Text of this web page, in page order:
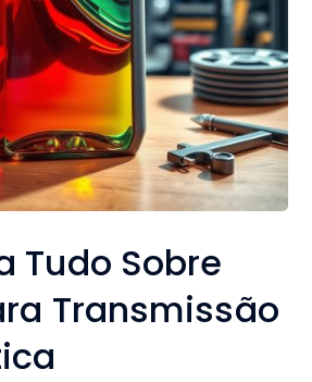
Tudo Sobre
Transmissão